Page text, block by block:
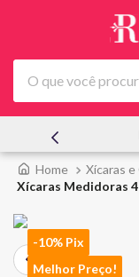
O que você procura?
Xícaras e
Xícaras Medidoras
-10% Pix
Melhor Preço!